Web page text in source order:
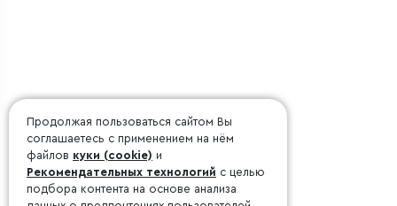
Продолжая пользоваться сайтом Вы
соглашаетесь с применением на нём
файлов куки (cookie) и
Рекомендательных технологий с целью
подбора контента на основе анализа